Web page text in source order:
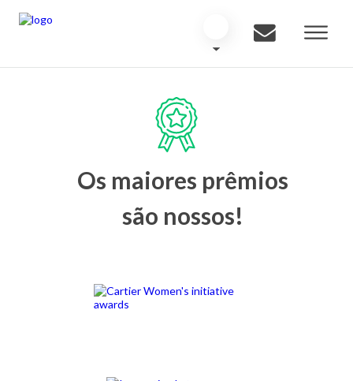
Os maiores prêmios
são nossos!